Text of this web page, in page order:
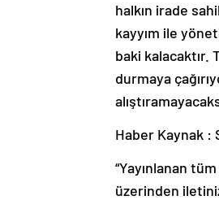
halkın irade
kayyım ile
baki kalacaktır.
durmaya
Haber Kaynak :
“Yayınlanan
üzerinden